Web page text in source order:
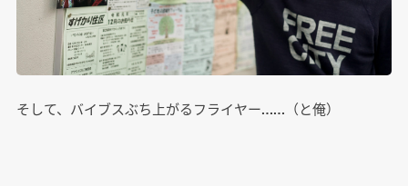
そして、バイブスぶち上がるフライヤー……（と俺）